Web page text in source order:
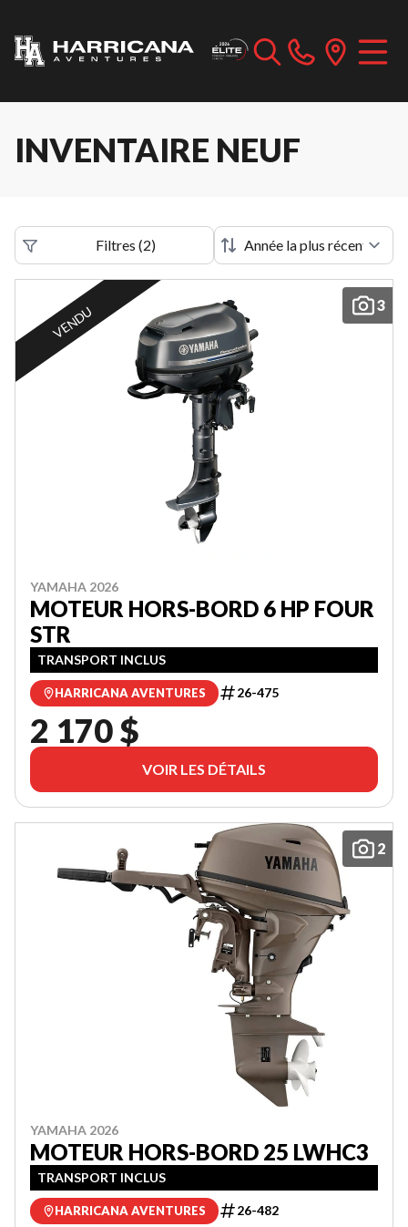
INVENTAIRE NEUF
Filtres (2)
3
VENDU
YAMAHA 2026
MOTEUR HORS-BORD 6 HP FOUR
STR
TRANSPORT INCLUS
HARRICANA AVENTURES 26-475
2 170 $
VOIR LES DÉTAILS
2
YAMAHA 2026
MOTEUR HORS-BORD 25 LWHC3
TRANSPORT INCLUS
HARRICANA AVENTURES 26-482